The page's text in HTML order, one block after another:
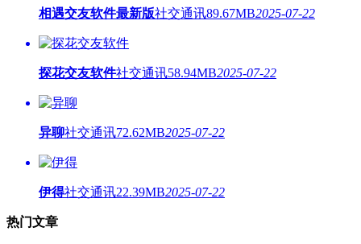
相遇交友软件最新版社交通讯89.67MB2025-07-22
探花交友软件社交通讯58.94MB2025-07-22
异聊社交通讯72.62MB2025-07-22
伊得社交通讯22.39MB2025-07-22
热门文章